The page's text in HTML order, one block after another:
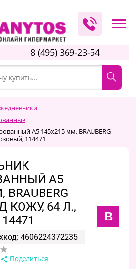
8 (495) 369-23-54
А5 145х215 мм, BRAUBERG
114471
А5
КОЖУ, 64 Л.,
B
4606224372235
Поделиться